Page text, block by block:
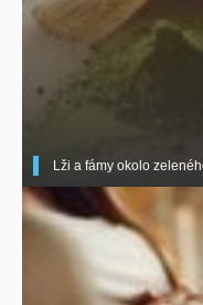
Lži a fámy okolo